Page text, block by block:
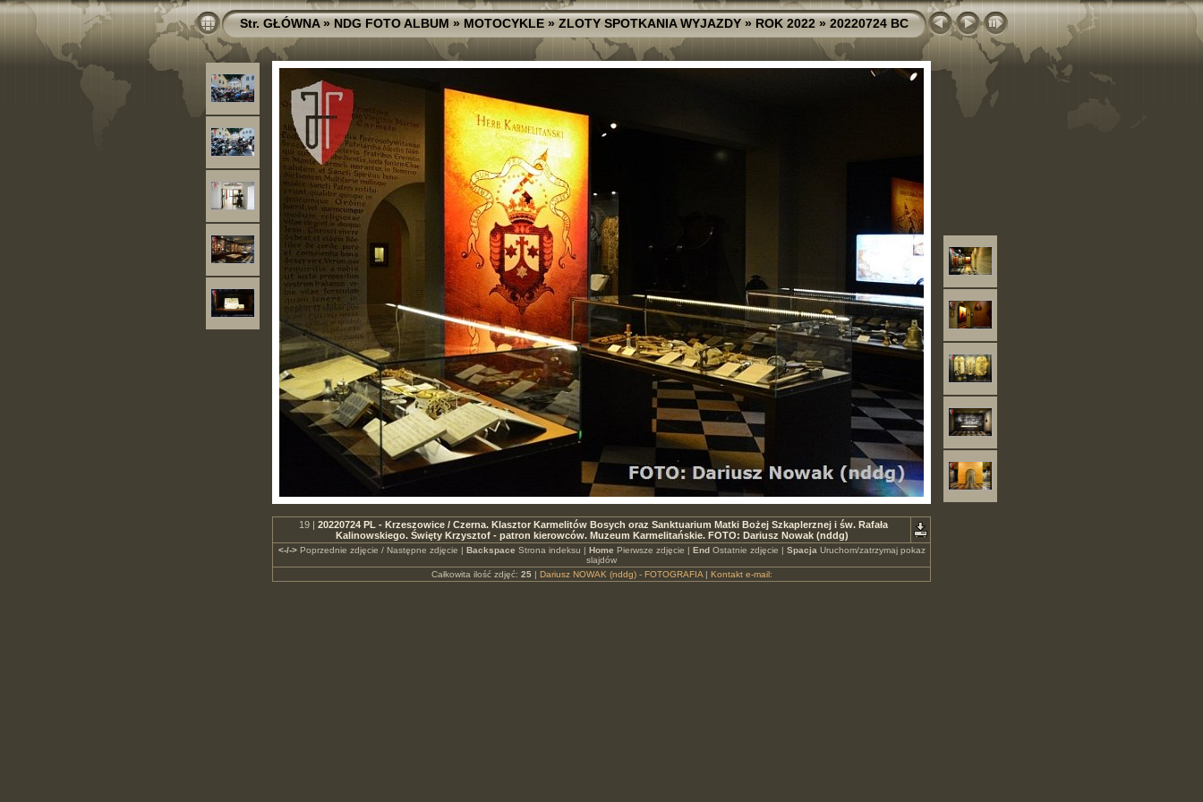
Str. GŁÓWNA»NDG FOTO ALBUM»MOTOCYKLE»ZLOTY SPOTKANIA WYJAZDY»ROK 2022»20220724 BC
19 | 20220724 PL - Krzeszowice / Czerna. Klasztor Karmelitów Bosych oraz Sanktuarium Matki Bożej Szkaplerznej i św. Rafała
Kalinowskiego. Święty Krzysztof - patron kierowców. Muzeum Karmelitańskie. FOTO: Dariusz Nowak (nddg)
<-/->Poprzednie zdjęcie / Następne zdjęcie | Backspace Strona indeksu | Home Pierwsze zdjęcie | EndOstatnie zdjęcie | Spacja Uruchom/zatrzymaj pokaz
slajdów
Całkowita ilość zdjęć: 25| Dariusz NOWAK (nddg) - FOTOGRAFIA| Kontakt e-mail: